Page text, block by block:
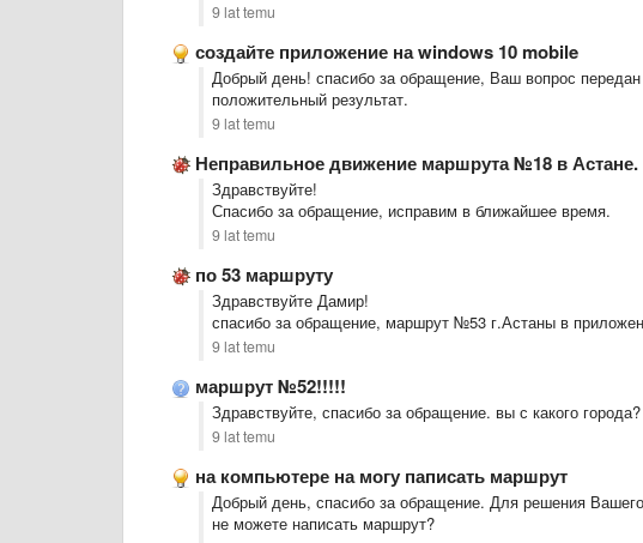
9 lat temu
создайте приложение на windows 10 mobile
Добрый день! спасибо за обращение, Ваш вопрос
положительный результат.
9 lat temu
Неправильное движение маршрута №18 в Астане.
Здравствуйте!
Спасибо за обращение, исправим в ближайшее время.
9 lat temu
по 53 маршруту
Здравствуйте Дамир!
спасибо за обращение, маршрут №53 г.Астаны в
9 lat temu
маршрут №52!!!!!
Здравствуйте, спасибо за обращение. вы с какого города?
9 lat temu
на компьютере на могу паписать маршрут
Добрый день, спасибо за обращение. Для решения
не можете написать маршрут?